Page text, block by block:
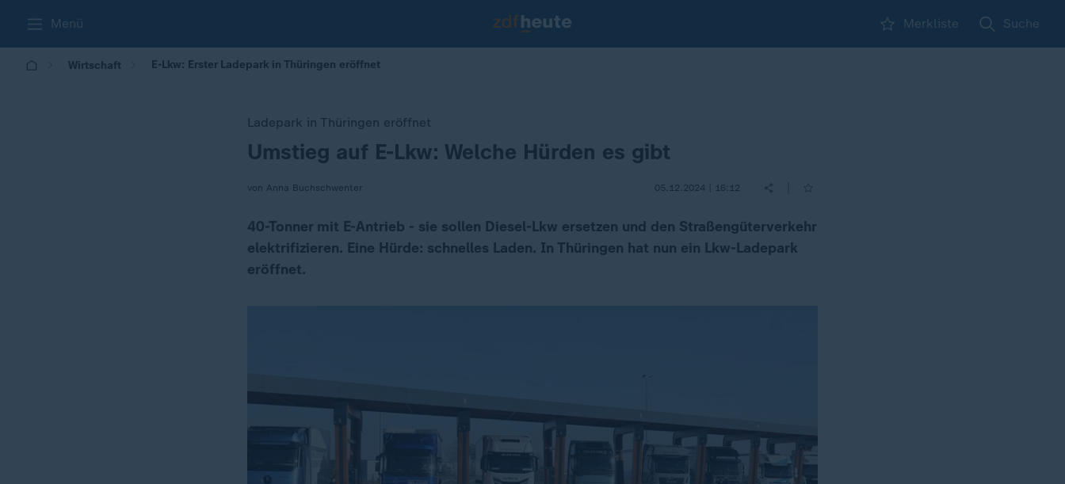
Menü Merkliste Suche
Wirtschaft E-Lkw: Erster Ladepark in Thüringen eröffnet
Ladepark in Thüringen eröffnet
:Umstieg auf E-Lkw: Welche Hürden es gibt
von Anna Buchschwenter 05.12.2024 | 16:12
40-Tonner mit E-Antrieb - sie sollen Diesel-Lkw ersetzen und den Straßengüterverkehr
elektrifizieren. Eine Hürde: schnelles Laden. In Thüringen hat nun ein Lkw-Ladepark
eröffnet.